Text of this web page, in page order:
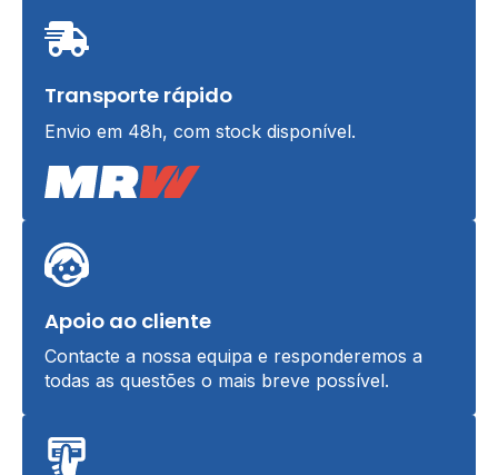
Transporte rápido
Envio em 48h, com stock disponível.
Apoio ao cliente
Contacte a nossa equipa e responderemos a
todas as questões o mais breve possível.